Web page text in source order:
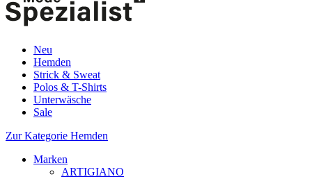
Neu
Hemden
Strick & Sweat
Polos & T-Shirts
Unterwäsche
Sale
Zur Kategorie Hemden
Marken
ARTIGIANO